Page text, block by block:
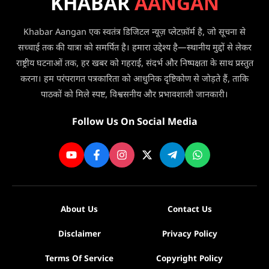
समेत
की
मौत
कटौती,
सप्ताह
में
सिर्फ
3
दिन
सेवा
Khabar Aangan एक स्वतंत्र डिजिटल न्यूज़ प्लेटफ़ॉर्म है, जो सूचना से
सच्चाई तक की यात्रा को समर्पित है। हमारा उद्देश्य है—स्थानीय मुद्दों से लेकर
राष्ट्रीय घटनाओं तक, हर खबर को गहराई, संदर्भ और निष्पक्षता के साथ प्रस्तुत
करना। हम परंपरागत पत्रकारिता को आधुनिक दृष्टिकोण से जोड़ते हैं, ताकि
पाठकों को मिले स्पष्ट, विश्वसनीय और प्रभावशाली जानकारी।
Follow Us On Social Media
About Us Contact Us
Disclaimer Privacy Policy
Terms Of Service Copyright Policy